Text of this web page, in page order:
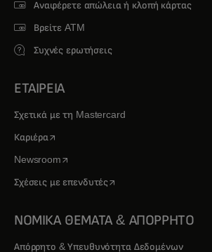
Αναφέρετε απώλεια ή κλοπή κάρτας
Βρείτε ATM
Συχνές ερωτήσεις
ΕΤΑΙΡΕΙΑ
Σχετικά με τη Mastercard
Καριέραopens in a new tab
Newsroomopens in a new tab
Σχέσεις με επενδυτέςopens in a new tab
ΝΟΜΙΚΑ ΘΕΜΑΤΑ & ΑΠΟΡΡΗΤΟ
Απόρρητο & Υπευθυνότητα Δεδομένων